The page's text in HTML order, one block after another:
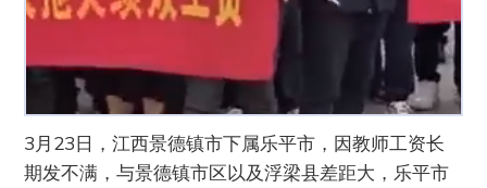
3月23日，江西景德镇市下属乐平市，因教师工资长
期发不满，与景德镇市区以及浮梁县差距大，乐平市